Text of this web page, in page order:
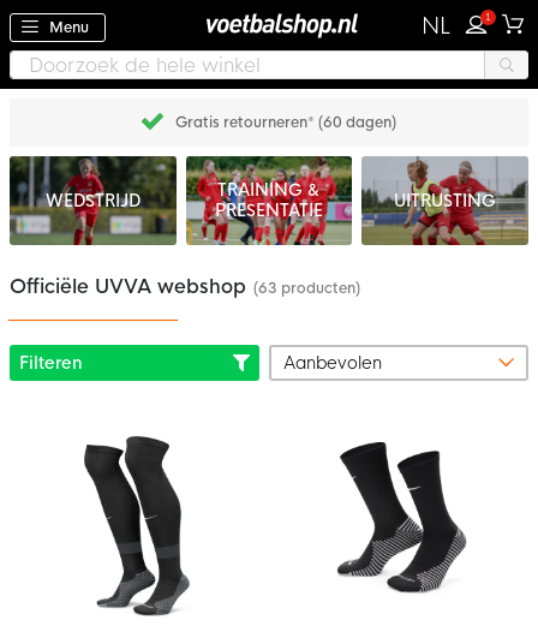
Menu NL 1
Gratis retourneren* (60 dagen)
WEDSTRIJD
TRAINING &
PRESENTATIE
UITRUSTING
Officiële UVVA webshop (63 producten)
Filteren